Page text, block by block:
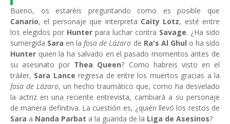
Bueno, os estaréis preguntando como es posible que
Canario, el personaje que interpreta Caity Lotz, esté entre
los elegidos por Hunter para luchar contra Savage. ¿Ha sido
sumergida Sara en la fosa de Lázaro de Ra's Al Ghul o ha sido
Hunter quien la ha salvado en el pasado momentos antes de
su asesinato por Thea Queen? Como habreis visto en el
tráiler, Sara Lance regresa de entre los muertos gracias a la
fosa de Lázaro, un hecho traumático que, como ha desvelado
la actriz en una reciente entrevista, cambiará a su personaje
de manera definitiva. La cuestión es, ¿quién llevó los restos de
Sara a Nanda Parbat a la guarida de la Liga de Asesinos?